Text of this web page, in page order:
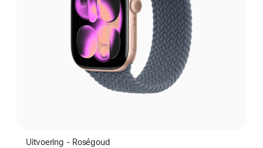
Uitvoering - Roségoud